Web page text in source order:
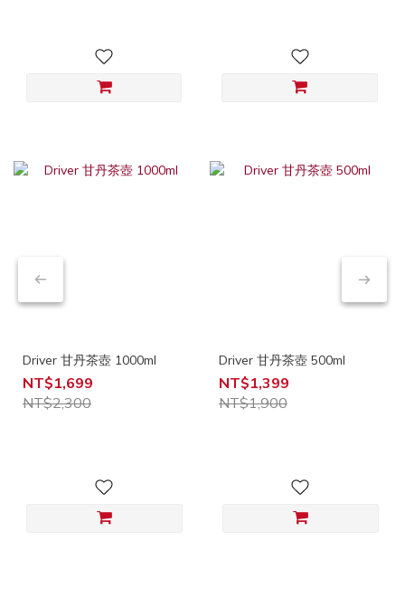
Driver 甘丹茶壺 1000ml
NT$1,699
NT$2,300
Driver 甘丹茶壺 500ml
NT$1,399
NT$1,900